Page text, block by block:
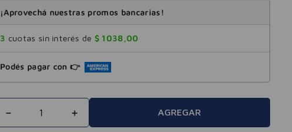
¡Aprovechá nuestras promos bancarias!
3 cuotas sin interés de $ 1038 ,00
Podés pagar con 👉
＋
－ AGREGAR